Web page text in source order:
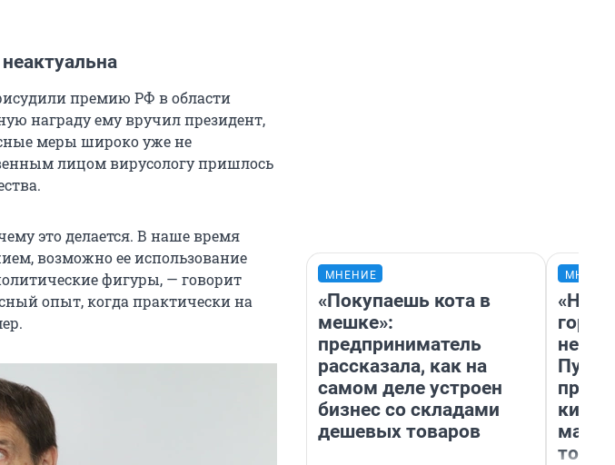
премию РФ в области
награду ему вручил президент,
меры широко уже не
лицом вирусологу пришлось
это делается. В наше время
возможно ее использование
фигуры, — говорит
опыт, когда практически на
МНЕНИЕ
«Покупаешь кота в
мешке»:
предприниматель
рассказала, как на
самом деле устроен
бизнес со складами
дешевых товаров
«Нет
того